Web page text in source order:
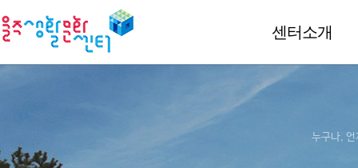
센터소개
누구나, 언